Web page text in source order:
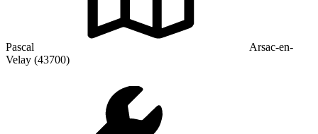
Pascal
Arsac-en-
Velay (43700)